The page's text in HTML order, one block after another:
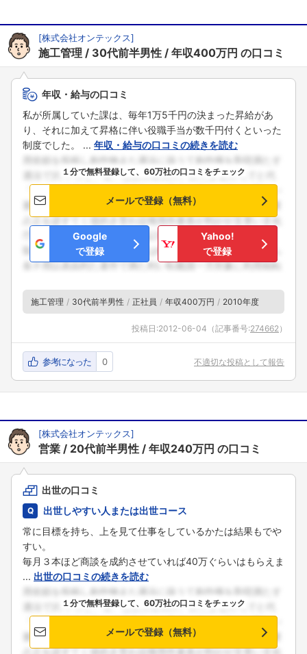
[株式会社オンテックス]
施工管理 30代前半男性 年収400万円 の口コミ
年収・給与の口コミ
私が所属していた課は、毎年1万5千円の決まった昇給があ
り、それに加えて昇格に伴い役職手当が数千円付くといった
制度でした。 ... 年収・給与の口コミの続きを読む
１分で無料登録して、60万社の口コミをチェック
メールで登録（無料）
Google
で登録
Yahoo!
で登録
施工管理 30代前半男性 正社員 年収400万円 2010年度
投稿日:2012-06-04 （記事番号:274662 ）
参考になった 0 不適切な投稿として報告
[株式会社オンテックス]
営業 20代前半男性 年収240万円 の口コミ
出世の口コミ
出世しやすい人または出世コース
常に目標を持ち、上を見て仕事をしているかたは結果もでや
すい。
毎月３本ほど商談を成約させていれば40万ぐらいはもらえま
... 出世の口コミの続きを読む
１分で無料登録して、60万社の口コミをチェック
メールで登録（無料）